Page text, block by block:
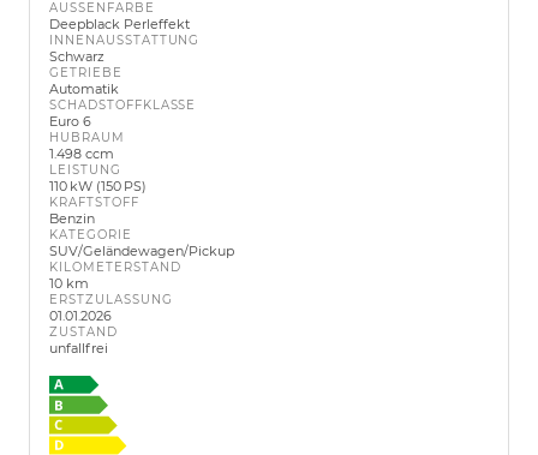
AUSSENFARBE
Deepblack Perleffekt
INNENAUSSTATTUNG
Schwarz
GETRIEBE
Automatik
SCHADSTOFFKLASSE
Euro 6
HUBRAUM
1.498 ccm
LEISTUNG
110 kW (150 PS)
KRAFTSTOFF
Benzin
KATEGORIE
SUV/Geländewagen/Pickup
KILOMETERSTAND
10 km
ERSTZULASSUNG
01.01.2026
ZUSTAND
unfallfrei